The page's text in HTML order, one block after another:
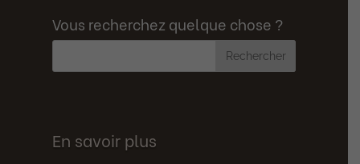
Vous recherchez quelque chose ?
En savoir plus